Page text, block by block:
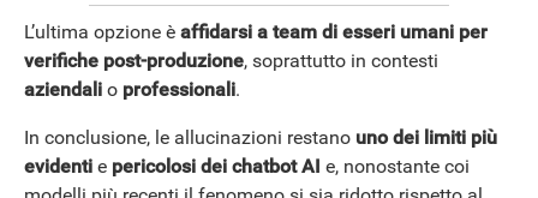
L’ultima opzione è affidarsi a team di esseri umani per
verifiche post-produzione, soprattutto in contesti
aziendali o professionali.
In conclusione, le allucinazioni restano uno dei limiti più
evidenti e pericolosi dei chatbot AI e, nonostante coi